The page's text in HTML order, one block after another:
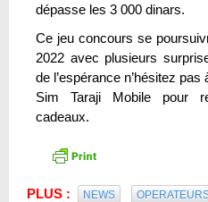
dépasse les 3 000 dinars.
Ce jeu concours se
2022 avec plusieurs
de l’espérance n’hésitez
Sim Taraji Mobile pour
cadeaux.
PLUS : NEWS